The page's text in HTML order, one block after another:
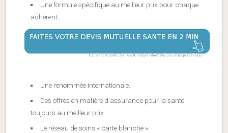
Une formule spécifique au meilleur prix pour chaque
adhérent.
Une renommée internationale.
Des offres en matière d’assurance pour la santé
toujours au meilleur prix.
Le réseau de soins « carte blanche ».